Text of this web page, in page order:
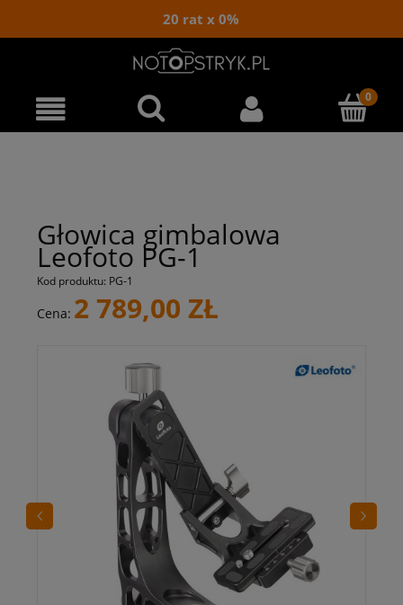
20 rat x 0%
Głowica gimbalowa
Leofoto PG-1
Kod produktu: PG-1
Cena: 2 789,00 ZŁ